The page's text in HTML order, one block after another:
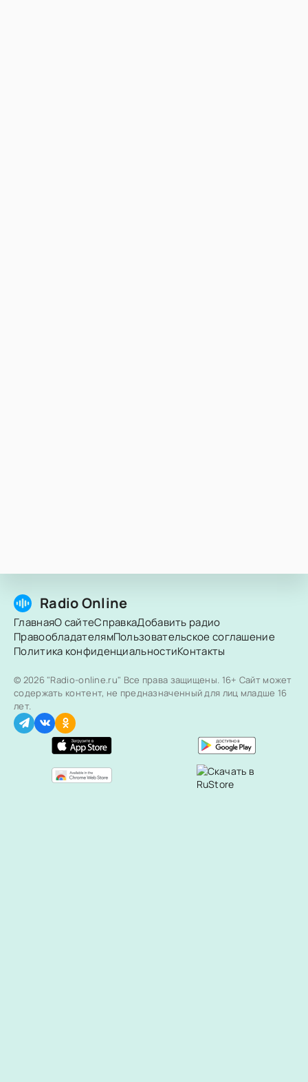
Radio Online
ГлавнаяО сайтеСправкаДобавить радио
ПравообладателямПользовательское соглашение
Политика конфиденциальностиКонтакты
© 2026 "Radio-online.ru" Все права защищены. 16+ Сайт может
содержать контент, не предназначенный для лиц младше 16
лет.